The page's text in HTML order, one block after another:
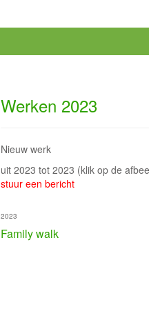
Werken 2023
Nieuw werk
uit 2023 tot 2023 (klik op de
stuur een bericht
Family walk
2023